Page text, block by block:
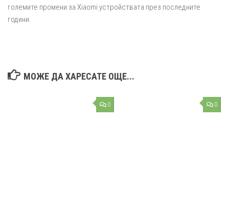
големите промени за Xiaomi устройствата през последните
години.
МОЖЕ ДА ХАРЕСАТЕ ОЩЕ...
0 0